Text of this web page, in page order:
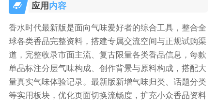
应用 内容
香水时代最新版是面向气味爱好者的综合工具，整合全
球各类香品完整资料，搭建专属交流空间与正规试购渠
道，完整收录市面主流、复古限量各类香品信息，每款
单品标注分层气味构成、创作背景与原料构成，搭配大
量真实气味体验记录。最新版新增气味归类、话题分类
等实用板块，优化页面切换流畅度，扩充小众香品资料